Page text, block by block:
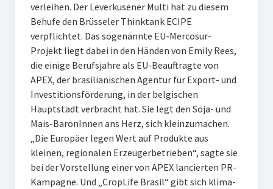
verleihen. Der Leverkusener Multi hat zu diesem
Behufe den Brüsseler Thinktank ECIPE
verpflichtet. Das sogenannte EU-Mercosur-
Projekt liegt dabei in den Händen von Emily Rees,
die einige Berufsjahre als EU-Beauftragte von
APEX, der brasilianischen Agentur für Export- und
Investitionsförderung, in der belgischen
Hauptstadt verbracht hat. Sie legt den Soja- und
Mais-BaronInnen ans Herz, sich kleinzumachen.
„Die Europäer legen Wert auf Produkte aus
kleinen, regionalen Erzeugerbetrieben“, sagte sie
bei der Vorstellung einer von APEX lancierten PR-
Kampagne. Und „CropLife Brasil“ gibt sich klima-